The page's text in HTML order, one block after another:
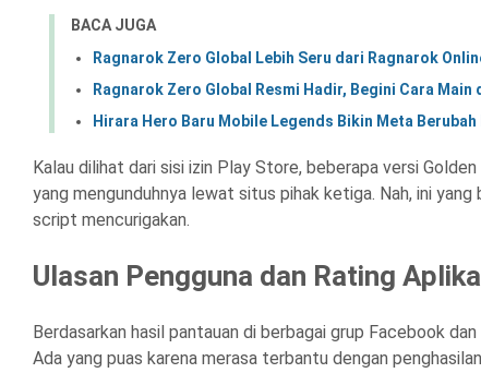
BACA JUGA
Ragnarok Zero Global Lebih Seru dari Ragnarok
Ragnarok Zero Global Resmi Hadir, Begini Cara Main
Hirara Hero Baru Mobile Legends Bikin Meta
Kalau dilihat dari sisi izin Play Store, beberapa versi
yang mengunduhnya lewat situs pihak ketiga. Nah, ini
script mencurigakan.
Ulasan Pengguna dan Rating
Berdasarkan hasil pantauan di berbagai grup Facebook
Ada yang puas karena merasa terbantu dengan